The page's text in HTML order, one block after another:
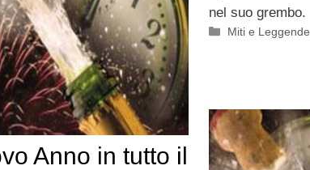
nel suo grembo.
Categorie
Miti e Leggende
Anno in tutto il